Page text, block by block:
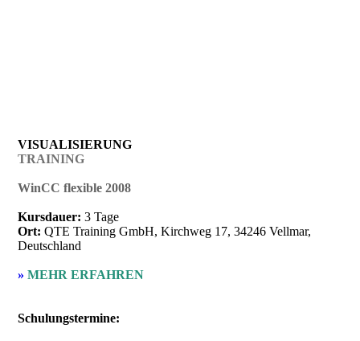
VISUALISIERUNG
TRAINING
WinCC flexible 2008
Kursdauer:3 Tage
Ort: QTE Training GmbH, Kirchweg 17, 34246 Vellmar,
Deutschland
»MEHR ERFAHREN
Schulungstermine: